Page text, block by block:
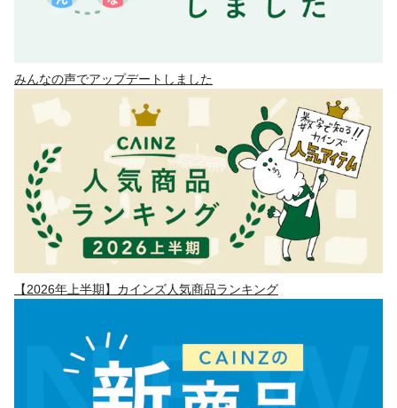
みんなの声でアップデートしました
【2026年上半期】カインズ人気商品ランキング